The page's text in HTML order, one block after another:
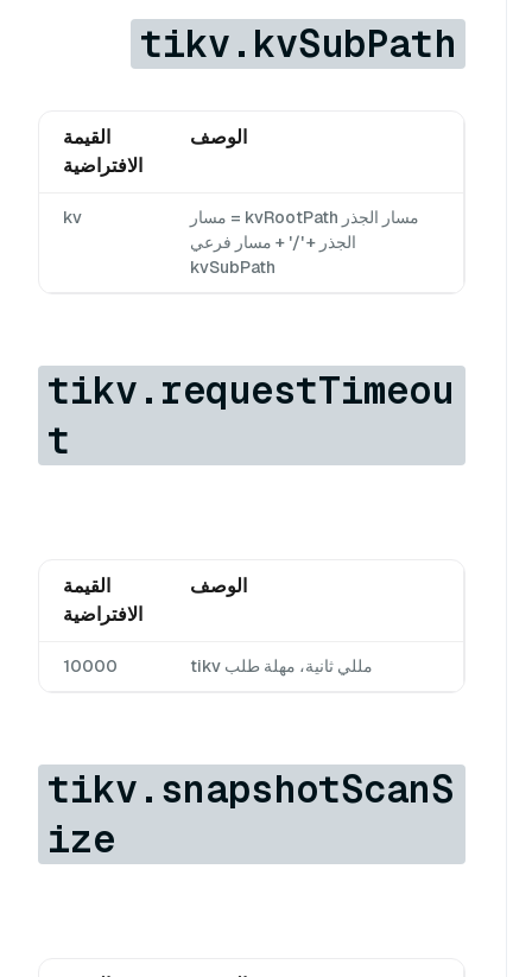
tikv.kvSubPath
الوصف
القيمة
الافتراضية
مسار الجذر kvRootPath = مسار
الجذر + '/' + مسار فرعي
kvSubPath
kv
tikv.requestTimeou
t
الوصف
القيمة
الافتراضية
مللي ثانية، مهلة طلب tikv 10000
tikv.snapshotScanS
ize